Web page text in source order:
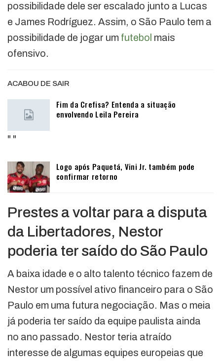
possibilidade dele ser escalado junto a Lucas
e James Rodríguez. Assim, o São Paulo tem a
possibilidade de jogar um futebol mais
ofensivo.
ACABOU DE SAIR
Fim da Crefisa? Entenda a situação
envolvendo Leila Pereira
" "
Logo após Paquetá, Vini Jr. também pode
confirmar retorno
Prestes a voltar para a disputa
da Libertadores, Nestor
poderia ter saído do São Paulo
A baixa idade e o alto talento técnico fazem de
Nestor um possível ativo financeiro para o São
Paulo em uma futura negociação. Mas o meia
já poderia ter saído da equipe paulista ainda
no ano passado. Nestor teria atraído
interesse de algumas equipes europeias que